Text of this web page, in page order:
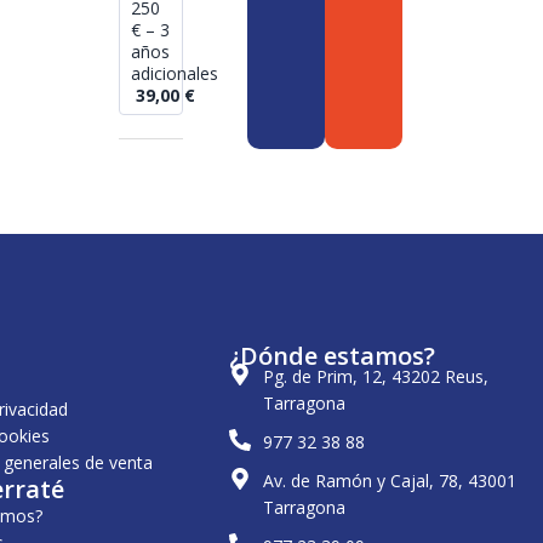
250
€ – 3
años
adicionales
39,00 €
de venta
¿Dónde estamos?
Pg. de Prim, 12, 43202 Reus,
Tarragona
977 32 38 88
Av. de Ramón y Cajal, 78, 43001
Tarragona